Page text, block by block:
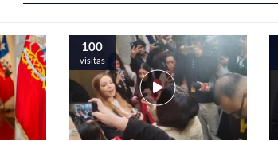
100
visitas